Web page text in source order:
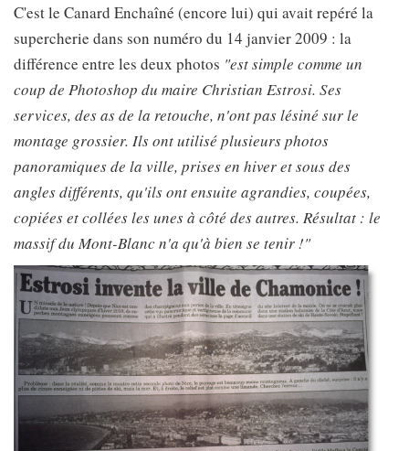
C'est le Canard Enchaîné (encore lui) qui avait repéré la
supercherie dans son numéro du 14 janvier 2009 : la
différence entre les deux photos "est simple comme un
coup de Photoshop du maire Christian Estrosi. Ses
services, des as de la retouche, n'ont pas lésiné sur le
montage grossier. Ils ont utilisé plusieurs photos
panoramiques de la ville, prises en hiver et sous des
angles différents, qu'ils ont ensuite agrandies, coupées,
copiées et collées les unes à côté des autres. Résultat : le
massif du Mont-Blanc n'a qu'à bien se tenir !"